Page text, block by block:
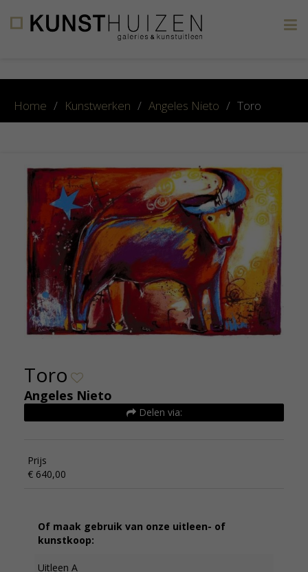
Home / Kunstwerken / Angeles Nieto / Toro
Toro
Angeles Nieto
Delen via:
Prijs
€ 640,00
Of maak gebruik van onze uitleen- of
kunstkoop:
Uitleen A